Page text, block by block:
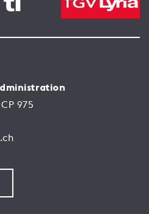
975